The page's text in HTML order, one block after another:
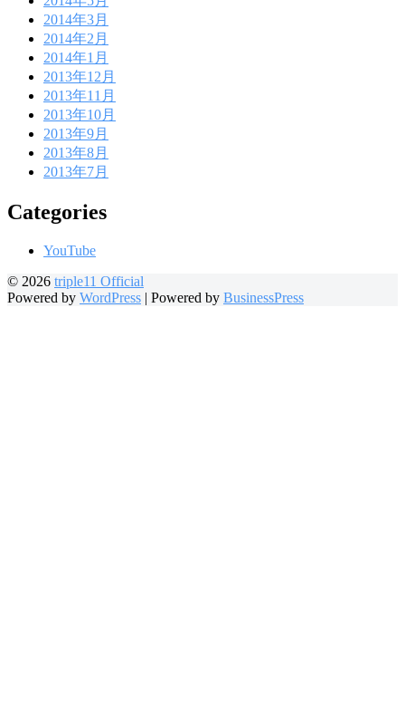
2014年3月
2014年2月
2014年1月
2013年12月
2013年11月
2013年10月
2013年9月
2013年8月
2013年7月
Categories
YouTube
© 2026 triple11 Official
Powered by WordPress | Powered by BusinessPress